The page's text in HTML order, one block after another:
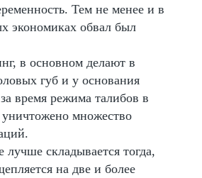
Тем не менее и в
экономиках обвал был
в основном делают в
губ и у основания
время режима талибов в
множество
лучше складывается тогда,
на две и более